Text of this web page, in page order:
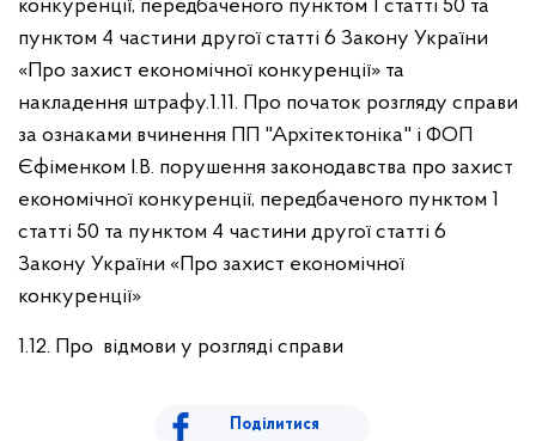
конкуренції, передбаченого пунктом 1 статті 50 та
пунктом 4 частини другої статті 6 Закону України
«Про захист економічної конкуренції» та
накладення штрафу.1.11. Про початок розгляду справи
за ознаками вчинення ПП "Архітектоніка" і ФОП
Єфіменком І.В. порушення законодавства про захист
економічної конкуренції, передбаченого пунктом 1
статті 50 та пунктом 4 частини другої статті 6
Закону України «Про захист економічної
конкуренції»
1.12. Про відмови у розгляді справи
Поділитися